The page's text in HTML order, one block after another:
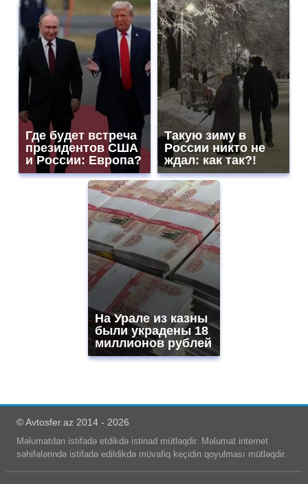
Где будет встреча
президентов США
и России: Европа?
Такую зиму в
России никто не
ждал: как так?!
На Урале из казны
были украдены 18
миллионов рублей
© Avtosfer.az 2014 - 2026
Məlumatdan istifadə etdikdə istinad mütləqdir. Məlumat internet
səhifələrində istifadə edildikdə müvafiq keçidin qoyulması mütləqdir.